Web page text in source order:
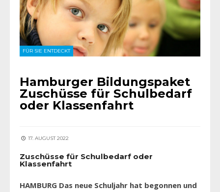
FÜR SIE ENTDECKT
Hamburger Bildungspaket
Zuschüsse für Schulbedarf
oder Klassenfahrt
17. AUGUST 2022
Zuschüsse für Schulbedarf oder
Klassenfahrt
HAMBURG Das neue Schuljahr hat begonnen und